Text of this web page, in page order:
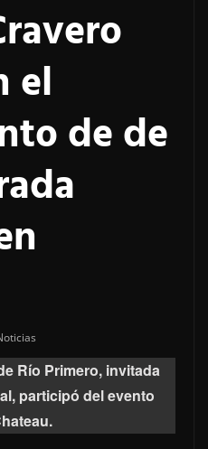
el
de de
Río Primero, invitada
participó del evento